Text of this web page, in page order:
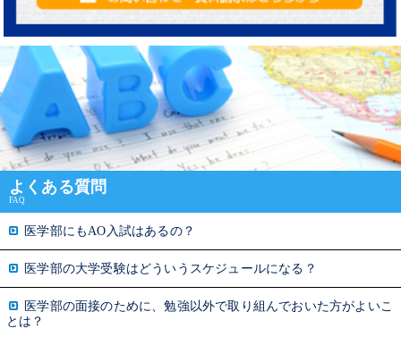
よくある質問
FAQ
医学部にもAO入試はあるの？
医学部の大学受験はどういうスケジュールになる？
医学部の面接のために、勉強以外で取り組んでおいた方がよいこ
とは？